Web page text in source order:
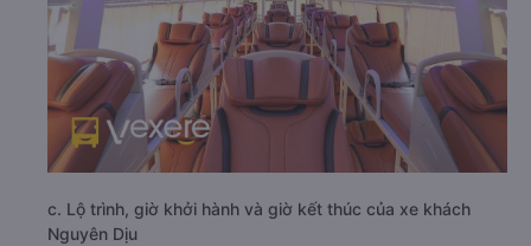
c. Lộ trình, giờ khởi hành và giờ kết thúc của xe khách
Nguyên Dịu